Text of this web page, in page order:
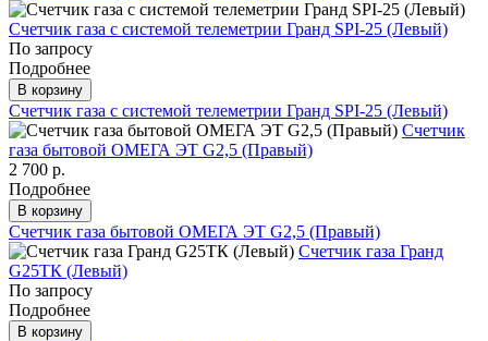
Счетчик газа с системой телеметрии Гранд SPI-25 (Левый)
По запросу
Подробнее
В корзину
Счетчик газа с системой телеметрии Гранд SPI-25 (Левый)
Счетчик
газа бытовой ОМЕГА ЭТ G2,5 (Правый)
2 700 р.
Подробнее
В корзину
Счетчик газа бытовой ОМЕГА ЭТ G2,5 (Правый)
Счетчик газа Гранд
G25ТК (Левый)
По запросу
Подробнее
В корзину